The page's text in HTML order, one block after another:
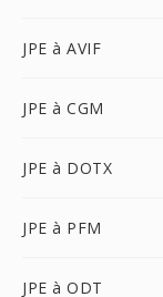
JPE à AVIF
JPE à CGM
JPE à DOTX
JPE à PFM
JPE à ODT